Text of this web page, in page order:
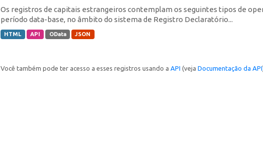
Os registros de capitais estrangeiros contemplam os seguintes tipos de
período data-base, no âmbito do sistema de Registro Declaratório...
HTML API OData JSON
Você também pode ter acesso a esses registros usando a API (veja Documentação da API